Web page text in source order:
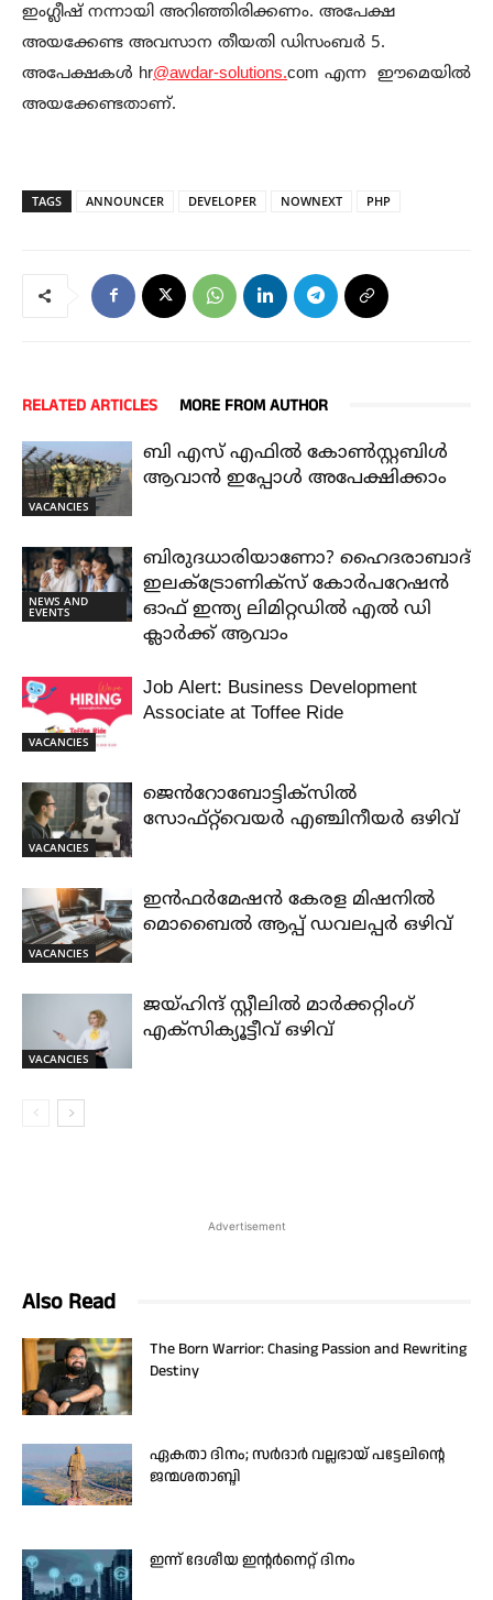
ഇംഗ്ലീഷ് നന്നായി അറിഞ്ഞിരിക്കണം. അപേക്ഷ
അയക്കേണ്ട അവസാന തീയതി ഡിസംബർ 5.
അപേക്ഷകൾ hr@awdar-solutions.com എന്ന ഈമെയിൽ
അയക്കേണ്ടതാണ്.
TAGS ANNOUNCER DEVELOPER NOWNEXT PHP
RELATED ARTICLES MORE FROM AUTHOR
VACANCIES
ബി എസ് എഫിൽ കോൺസ്റ്റബിൾ
ആവാൻ ഇപ്പോൾ അപേക്ഷിക്കാം
NEWS AND
EVENTS
ബിരുദധാരിയാണോ? ഹൈദരാബാദ്
ഇലക്ട്രോണിക്സ് കോർപറേഷൻ
ഓഫ് ഇന്ത്യ ലിമിറ്റഡിൽ എൽ ഡി
ക്ലാർക്ക് ആവാം
VACANCIES
Job Alert: Business Development
Associate at Toffee Ride
VACANCIES
ജെൻറോബോട്ടിക്സിൽ
സോഫ്റ്റ്‌വെയർ എഞ്ചിനീയർ ഒഴിവ്
VACANCIES
ഇൻഫർമേഷൻ കേരള മിഷനിൽ
മൊബൈൽ ആപ്പ് ഡവലപ്പർ ഒഴിവ്
VACANCIES
ജയ്‌ഹിന്ദ്‌ സ്റ്റീലിൽ മാർക്കറ്റിംഗ്
എക്സിക്യൂട്ടീവ് ഒഴിവ്
Advertisement
Also Read
The Born Warrior: Chasing Passion and Rewriting
Destiny
ഏകതാ ദിനം; സർദാർ വല്ലഭായ് പട്ടേലിന്റെ
ജന്മശതാബ്ദി
ഇന്ന് ദേശീയ ഇന്റർനെറ്റ് ദിനം